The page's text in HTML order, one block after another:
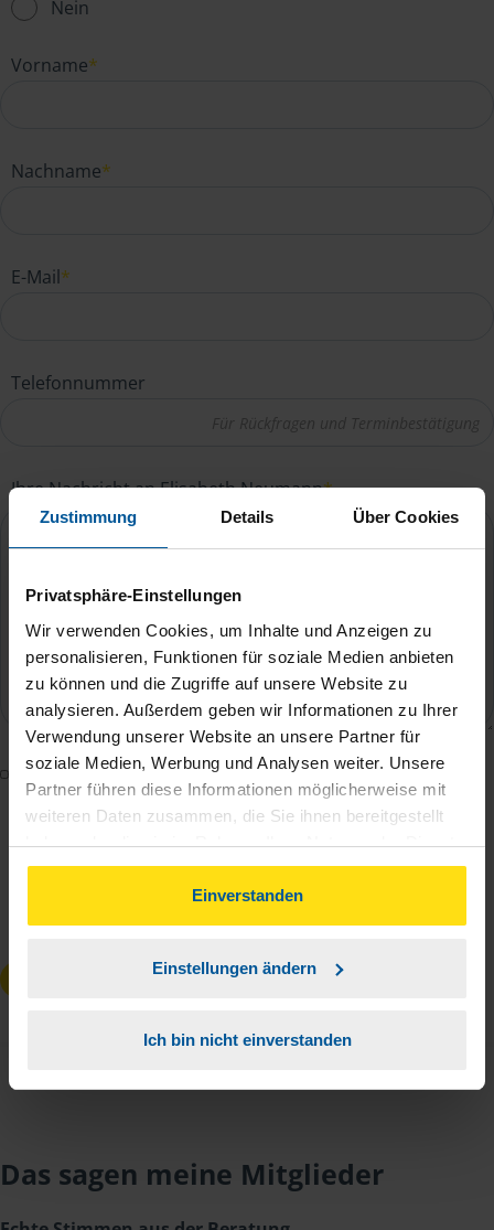
Zustimmung Details Über Cookies
Privatsphäre-Einstellungen
Wir verwenden Cookies, um Inhalte und Anzeigen zu
personalisieren, Funktionen für soziale Medien anbieten
zu können und die Zugriffe auf unsere Website zu
analysieren. Außerdem geben wir Informationen zu Ihrer
Verwendung unserer Website an unsere Partner für
soziale Medien, Werbung und Analysen weiter. Unsere
Partner führen diese Informationen möglicherweise mit
weiteren Daten zusammen, die Sie ihnen bereitgestellt
haben oder die sie im Rahmen Ihrer Nutzung der Dienste
gesammelt haben. Indem Sie auf Einverstanden klicken,
können Sie der Verwendung von Cookies, gemäß
unserer➔ Datenschutzrichtliniezustimmen.
Einverstanden
Einstellungen ändern
Ich bin nicht einverstanden
Nein
Vorname*
Nachname*
E-Mail*
Telefonnummer
Ihre Nachricht an Elisabeth Neumann*
Mit dem Absenden des Kontaktformulars erkläre ich
mich damit einverstanden, dass meine Daten zur
Analyse der Zugriffsquelle verwendet werden.
Datenschutzbestimmungen
Kenntnis genommen.*
Anfrage absenden
Das sagen meine Mitglieder